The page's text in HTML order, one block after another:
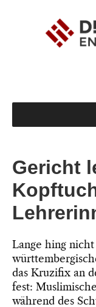
Gericht
Lange hing
das Kruzifix an
fest:
während des